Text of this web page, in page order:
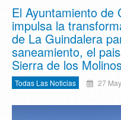
El Ayuntamiento de
impulsa la
de La Guindalera
saneamiento, el
Sierra de los
Todas Las Noticias 27